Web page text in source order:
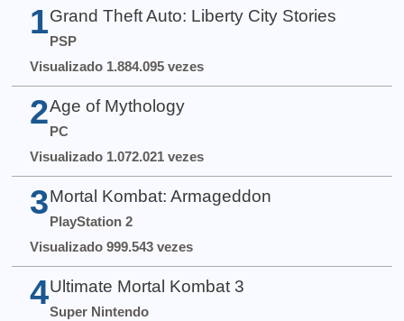
1 Grand Theft Auto: Liberty City Stories
PSP
Visualizado 1.884.095 vezes
2 Age of Mythology
PC
Visualizado 1.072.021 vezes
3 Mortal Kombat: Armageddon
PlayStation 2
Visualizado 999.543 vezes
4 Ultimate Mortal Kombat 3
Super Nintendo